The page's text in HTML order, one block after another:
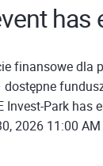
has
finansowe dla
Invest-Park has
2026 11:00